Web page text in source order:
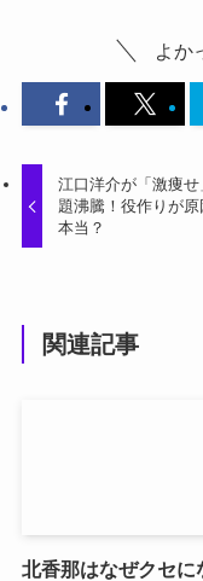
よか
江口洋介が「激痩
題沸騰！役作りが原
本当？
関連記事
北香那はなぜクセに